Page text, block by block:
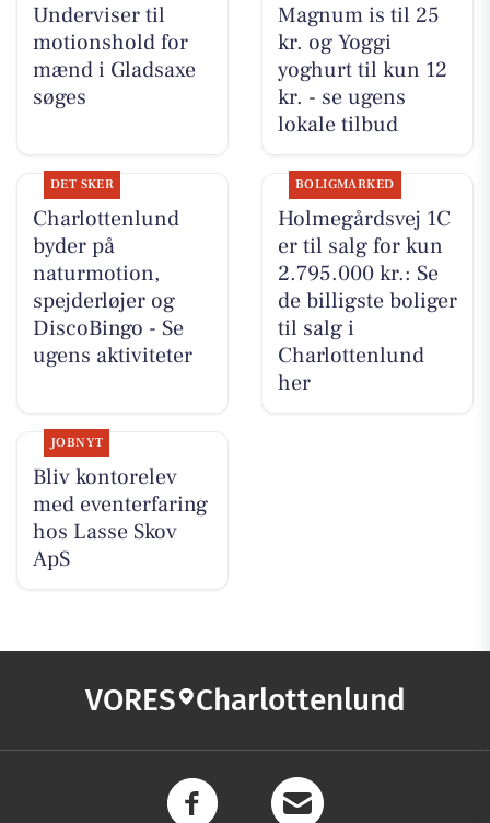
Underviser til
motionshold for
mænd i Gladsaxe
søges
Magnum is til 25
kr. og Yoggi
yoghurt til kun 12
kr. - se ugens
lokale tilbud
DET SKER
Charlottenlund
byder på
naturmotion,
spejderløjer og
DiscoBingo - Se
ugens aktiviteter
BOLIGMARKED
Holmegårdsvej 1C
er til salg for kun
2.795.000 kr.: Se
de billigste boliger
til salg i
Charlottenlund
her
JOBNYT
Bliv kontorelev
med eventerfaring
hos Lasse Skov
ApS
VORES Charlottenlund